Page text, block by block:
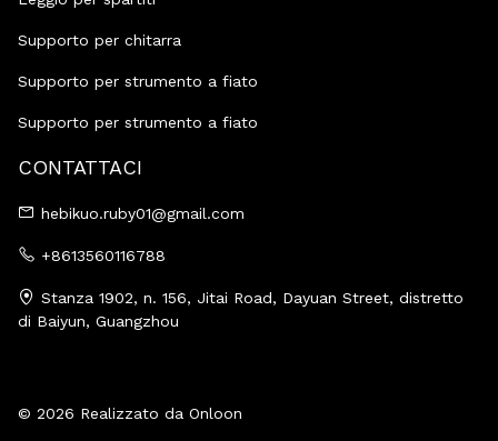
Supporto per chitarra
Supporto per strumento a fiato
Supporto per strumento a fiato
CONTATTACI
hebikuo.ruby01@gmail.com
+8613560116788
Stanza 1902, n. 156, Jitai Road, Dayuan Street, distretto
di Baiyun, Guangzhou
© 2026 Realizzato da Onloon